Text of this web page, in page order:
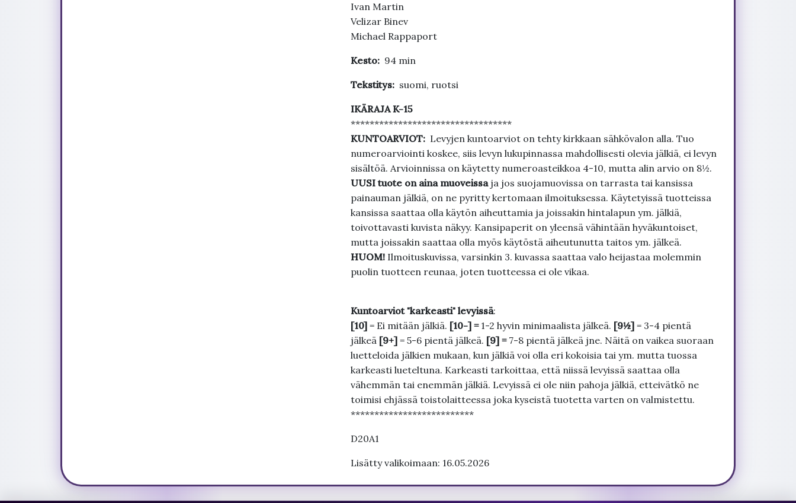
Ivan Martin
Velizar Binev
Michael Rappaport
Kesto: 94 min
Tekstitys: suomi, ruotsi
IKÄRAJA K-15
**********************************
KUNTOARVIOT: Levyjen kuntoarviot on tehty kirkkaan sähkövalon alla. Tuo
numeroarviointi koskee, siis levyn lukupinnassa mahdollisesti olevia jälkiä, ei levyn
sisältöä. Arvioinnissa on käytetty numeroasteikkoa 4-10, mutta alin arvio on 8½.
UUSI tuote on aina muoveissa ja jos suojamuovissa on tarrasta tai kansissa
painauman jälkiä, on ne pyritty kertomaan ilmoituksessa. Käytetyissä tuotteissa
kansissa saattaa olla käytön aiheuttamia ja joissakin hintalapun ym. jälkiä,
toivottavasti kuvista näkyy. Kansipaperit on yleensä vähintään hyväkuntoiset,
mutta joissakin saattaa olla myös käytöstä aiheutunutta taitos ym. jälkeä.
HUOM!Ilmoituskuvissa, varsinkin 3. kuvassa saattaa valo heijastaa molemmin
puolin tuotteen reunaa, joten tuotteessa ei ole vikaa.
Kuntoarviot "karkeasti" levyissä:
[10]= Ei mitään jälkiä. [10-] = 1-2 hyvin minimaalista jälkeä. [9½]= 3-4 pientä
jälkeä [9+]= 5-6 pientä jälkeä. [9] = 7-8 pientä jälkeä jne. Näitä on vaikea suoraan
luetteloida jälkien mukaan, kun jälkiä voi olla eri kokoisia tai ym. mutta tuossa
karkeasti lueteltuna. Karkeasti tarkoittaa, että niissä levyissä saattaa olla
vähemmän tai enemmän jälkiä. Levyissä ei ole niin pahoja jälkiä, etteivätkö ne
toimisi ehjässä toistolaitteessa joka kyseistä tuotetta varten on valmistettu.
**************************
D20A1
Lisätty valikoimaan: 16.05.2026